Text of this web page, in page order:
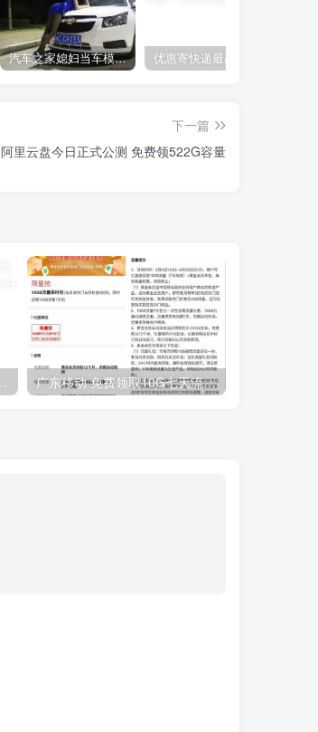
汽车之家媳妇当车模，四年大汇总，500多张媳妇图
下一篇
阿里云盘今日正式公测 免费领522G容量
广东移动 免费领取10G七天流量+免费一年黄金会员（每月5折视听会员、1G流量等）